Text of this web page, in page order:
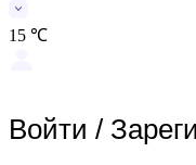
15 ℃
Войти /